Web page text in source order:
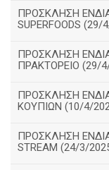
ΠΡΟΣΚΛΗΣΗ
SUPERFOODS (29/
ΠΡΟΣΚΛΗΣΗ
ΠΡΑΚΤΟΡΕΙΟ (29/
ΠΡΟΣΚΛΗΣΗ
ΚΟΥΠΙΩΝ (10/4/
ΠΡΟΣΚΛΗΣΗ
STREAM (24/3/